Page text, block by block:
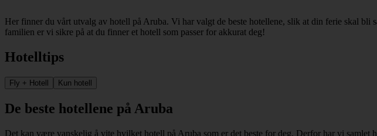
Her finner du vårt utvalg av hotell på Aruba. Vi har valgt de beste hotellene, slik at din ferie skal bli
familien er vi sikre på at du finner et hotell som passer for akkurat deg!
Hotelltips
Fly + Hotell Kun hotell
De beste hotellene på Aruba
Det kan være vanskelig å vite hvilket hotell på Aruba som er det beste for deg. Derfor har vi samlet